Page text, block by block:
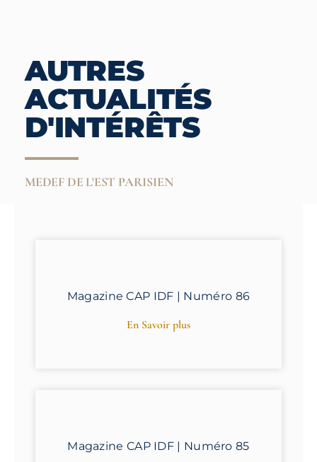
AUTRES
ACTUALITÉS
D'INTÉRÊTS
MEDEF DE L'EST PARISIEN
Magazine CAP IDF | Numéro 86
En Savoir plus
Magazine CAP IDF | Numéro 85